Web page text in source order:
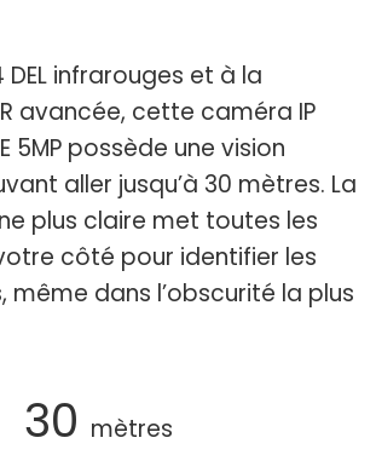
infrarouges et à la
avancée, cette caméra IP
5MP possède une vision
aller jusqu’à 30 mètres. La
plus claire met toutes les
côté pour identifier les
même dans l’obscurité la plus
30 mètres